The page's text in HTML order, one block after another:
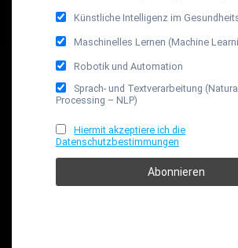
Künstliche Intelligenz im
Maschinelles Lernen (Machine
Robotik und Automation
Sprach- und Textverarbeitung
Processing – NLP)
Hiermit akzeptiere ich die
Datenschutzbestimmungen